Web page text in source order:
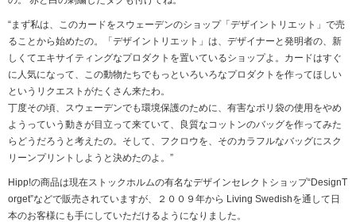
“まず私は、このカードをスウェーデンのショップ「デザイントリエット」で売
ることから始めたの。「デザイントリエット」は、デザイナーと発明者の、新
しくてエキサイティングなプロダクトを置いているショップよ。カードはすぐ
に人気になって、この動物たちでもっといろいろなプロダクトを作ってほしい
というリクエストがたくさん来たわ。
丁度その頃、スウェーデンでも環境保護のために、有害なポリ袋の使用をやめ
ようっていう動きが目立って来ていて、良質なコットンのバッグを作ってみた
らどうだろうと考えたの。そして、フクロウを、そのカラフルなバッグにスク
リーンプリントしようと決めたのよ。”
Hipp!の商品は現在ストックホルムの有名なデザインセレクトショップ“DesignT
orget”などで販売されていますが、２００９年から Living Swedishを通して日
本のお客様にも手にしていただけるようになりました。